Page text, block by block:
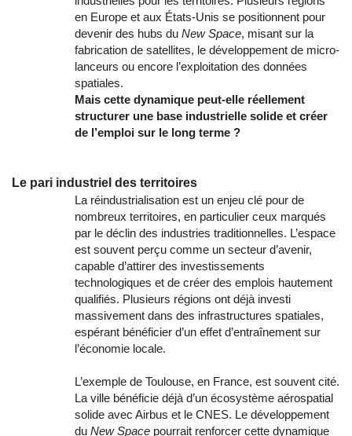
en Europe et aux États-Unis se positionnent pour
devenir des hubs du New Space, misant sur la
fabrication de satellites, le développement de micro-
lanceurs ou encore l’exploitation des données
spatiales.
Mais cette dynamique peut-elle réellement
structurer une base industrielle solide et créer
de l’emploi sur le long terme ?
Le pari industriel des territoires
La réindustrialisation est un enjeu clé pour de
nombreux territoires, en particulier ceux marqués
par le déclin des industries traditionnelles. L’espace
est souvent perçu comme un secteur d’avenir,
capable d’attirer des investissements
technologiques et de créer des emplois hautement
qualifiés. Plusieurs régions ont déjà investi
massivement dans des infrastructures spatiales,
espérant bénéficier d’un effet d’entraînement sur
l’économie locale.
L’exemple de Toulouse, en France, est souvent cité.
La ville bénéficie déjà d’un écosystème aérospatial
solide avec Airbus et le CNES. Le développement
du New Space pourrait renforcer cette dynamique